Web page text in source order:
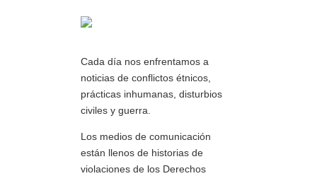
Cada día nos enfrentamos a
noticias de conflictos étnicos,
prácticas inhumanas, disturbios
civiles y guerra.
Los medios de comunicación
están llenos de historias de
violaciones de los Derechos